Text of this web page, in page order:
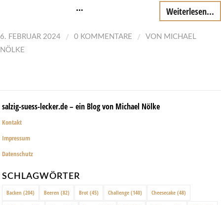
… Weiterlesen...
6. FEBRUAR 2024 / 0 KOMMENTARE / VON MICHAEL
NÖLKE
salzig-suess-lecker.de – ein Blog von Michael Nölke
Kontakt
Impressum
Datenschutz
SCHLAGWÖRTER
Backen (204) Beeren (82) Brot (45) Challenge (140) Cheesecake (48)